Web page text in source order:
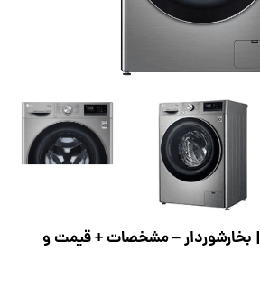
لباسشویی ال جی V5 | بخارشوردار – مشخصات + قیمت و